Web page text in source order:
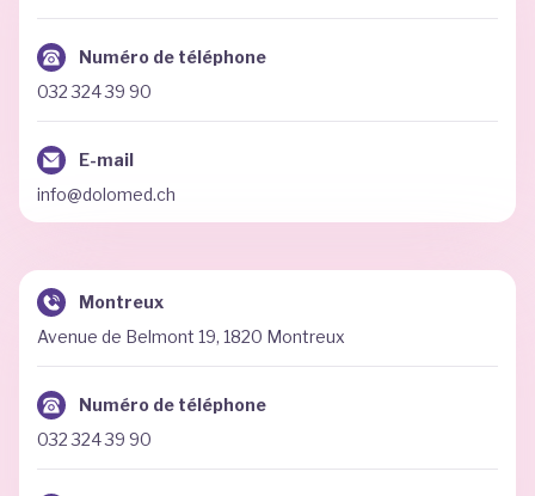
Numéro de téléphone
032 324 39 90
E-mail
info@dolomed.ch
Montreux
Avenue de Belmont 19, 1820 Montreux
Numéro de téléphone
032 324 39 90